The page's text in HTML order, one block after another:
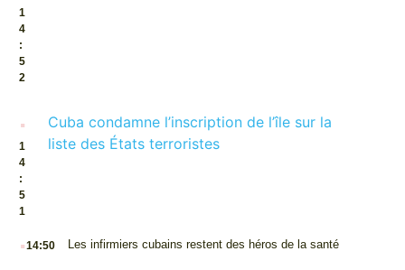
1
4
:
5
2
.
1
4
:
5
1
Cuba condamne l’inscription de l’île sur la
liste des États terroristes
.14:50 Les infirmiers cubains restent des héros de la santé